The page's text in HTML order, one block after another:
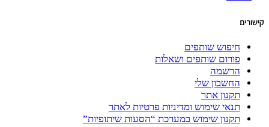
קישורים
חיפוש שותפים
פורום שותפים ושאלות
הרשמה
החשבון שלי
תקנון אתר
תנאי שימוש ומדיניות פרטיות לאתר
תקנון שימוש במערכת “הסעות שיתופיות”